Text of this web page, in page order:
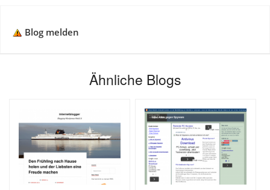
Blog melden
Ähnliche Blogs